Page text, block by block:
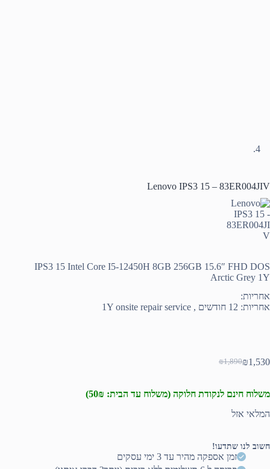
Lenovo IPS3 15 – 83ER004JIV
IPS3 15 Intel Core I5-12450H 8GB 256GB 15.6″ FHD DOS
Arctic Grey 1Y
אחריות:
אחריות: 12 חודשים , 1Y onsite repair service
₪1,890
המחיר
₪1,890.
₪1,530 המחיר
₪1,530.
משלוח חינם לנקודת חלוקה (משלוח עד הבית: 50₪)
המלאי אזל
חשוב לנו שתדעו!
זמן אספקה מהיר עד 3 ימי עסקים